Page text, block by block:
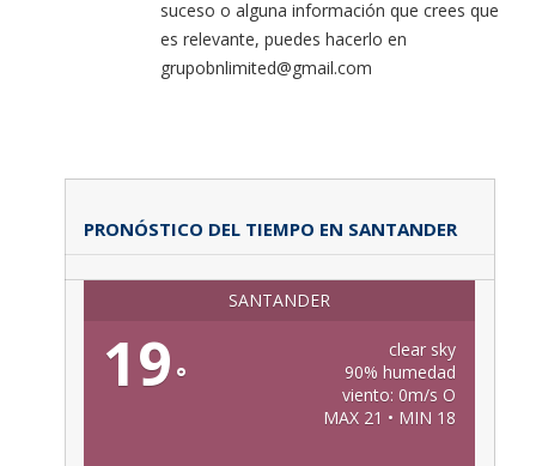
suceso o alguna información que crees que
es relevante, puedes hacerlo en
grupobnlimited@gmail.com
PRONÓSTICO DEL TIEMPO EN SANTANDER
SANTANDER
19 °
clear sky
90% humedad
viento: 0m/s O
MAX 21 • MIN 18